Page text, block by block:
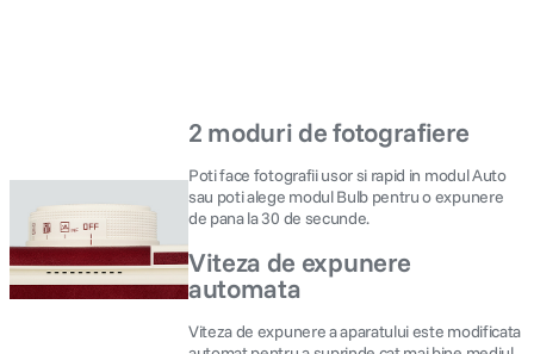
2 moduri de fotografiere
Poti face fotografii usor si rapid in modul Auto
sau poti alege modul Bulb pentru o expunere
de pana la 30 de secunde.
Viteza de expunere
automata
Viteza de expunere a aparatului este modificata